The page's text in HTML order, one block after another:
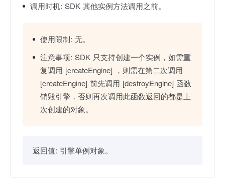
调用时机: SDK 其他实例方法调用之前。
使用限制: 无。
注意事项: SDK 只支持创建一个实例，如需重
复调用 [createEngine] ，则需在第二次调用
[createEngine] 前先调用 [destroyEngine] 函数
销毁引擎，否则再次调用此函数返回的都是上
次创建的对象。
返回值: 引擎单例对象。